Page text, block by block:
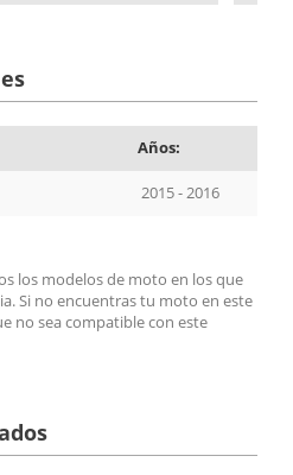
Años:
2015 - 2016
los modelos de moto en los que
Si no encuentras tu moto en este
no sea compatible con este